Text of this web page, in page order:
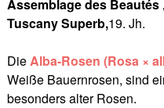
Assemblage des Beautés
Tuscany Superb,19. Jh.
DieAlba-Rosen (Rosa ×
Weiße Bauernrosen, sind
besonders alter Rosen.